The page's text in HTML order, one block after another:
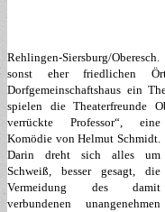
Rehlingen-Siersburg/
sonst eher friedlichen
Dorfgemeinschaftshaus ein
spielen die Theaterfreunde
verrückte Professor“, eine
Komödie von Helmut Schmidt.
Darin dreht sich alles um
Schweiß, besser gesagt, die
Vermeidung des damit
verbundenen unangenehmen